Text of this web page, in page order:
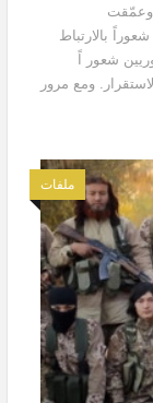
وعمّقت
بالارتباط
شعور اً
ومع مرور
ملفات